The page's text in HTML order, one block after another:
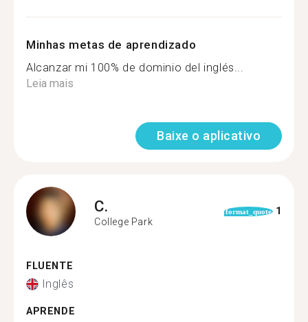
Minhas metas de aprendizado
Alcanzar mi 100% de dominio del inglés...
Leia mais
Baixe o aplicativo
C.
College Park
format_quote 1
FLUENTE
Inglês
APRENDE